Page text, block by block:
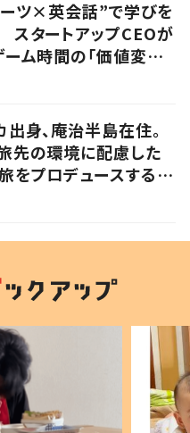
ツ×英会話”で学びを
タートアップCEOが
ーム時間の「価値変容」
出身、庵治半島在住。
先の環境に配慮した
をプロデュースする